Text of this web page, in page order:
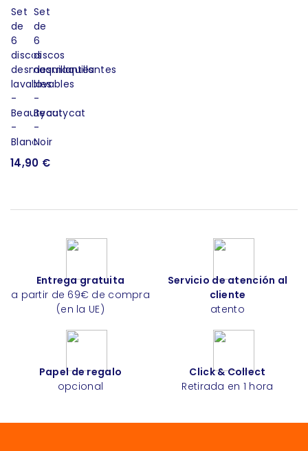
14,90 €
Entrega gratuita
a partir de 69€ de compra
(en la UE)
Servicio de atención al
cliente
atento
Papel de regalo
opcional
Click & Collect
Retirada en 1 hora